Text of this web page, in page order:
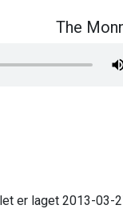
The
er laget 2013-03-